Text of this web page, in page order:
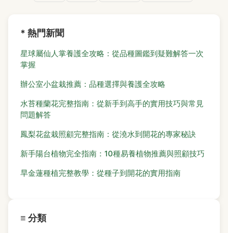
* 熱門新聞
星球屬仙人掌養護全攻略：從品種圖鑑到疑難解答一次
掌握
辦公室小盆栽推薦：品種選擇與養護全攻略
水苔種蘭花完整指南：從新手到高手的實用技巧與常見
問題解答
鳳梨花盆栽照顧完整指南：從澆水到開花的專家秘訣
新手陽台植物完全指南：10種易養植物推薦與照顧技巧
旱金蓮種植完整教學：從種子到開花的實用指南
≡ 分類